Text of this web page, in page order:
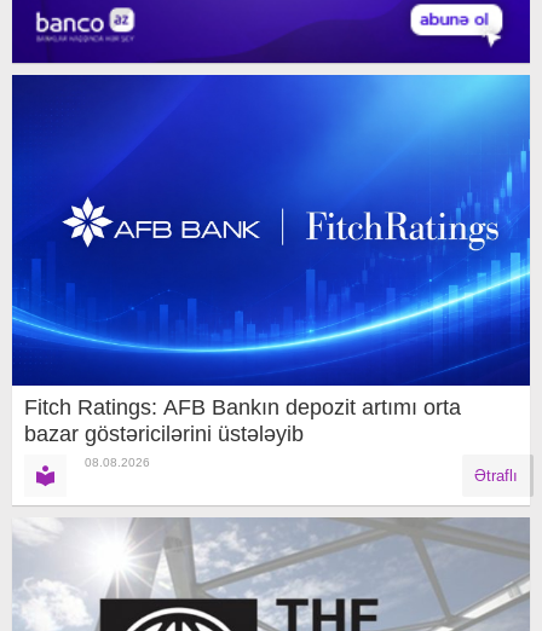
Fitch Ratings: AFB Bankın depozit artımı orta
bazar göstəricilərini üstələyib
08.08.2026
Ətraflı